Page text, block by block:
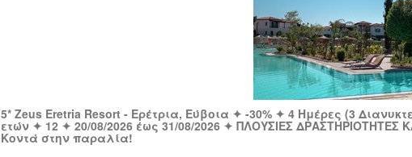
5* Zeus Eretria Resort - Ερέτρια, Εύβοια ✦ -30% ✦ 4 Ημέρες (3
ετών ✦ 12 ✦ 20/08/2026 έως 31/08/2026 ✦ ΠΛΟΥΣΙΕΣ
Κοντά στην παραλία!